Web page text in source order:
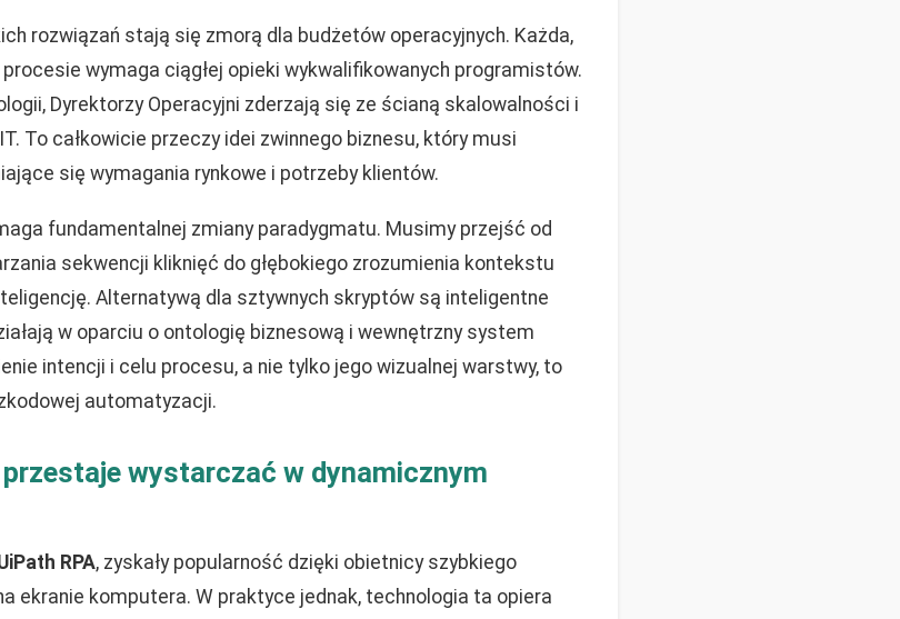
rozwiązań stają się zmorą dla budżetów operacyjnych. Każda,
wymaga ciągłej opieki wykwalifikowanych programistów.
Dyrektorzy Operacyjni zderzają się ze ścianą skalowalności i
To całkowicie przeczy idei zwinnego biznesu, który musi
się wymagania rynkowe i potrzeby klientów.
fundamentalnej zmiany paradygmatu. Musimy przejść od
sekwencji kliknięć do głębokiego zrozumienia kontekstu
Alternatywą dla sztywnych skryptów są inteligentne
w oparciu o ontologię biznesową i wewnętrzny system
intencji i celu procesu, a nie tylko jego wizualnej warstwy, to
automatyzacji.
wystarczać w dynamicznym
RPA, zyskały popularność dzięki obietnicy szybkiego
ekranie komputera. W praktyce jednak, technologia ta opiera